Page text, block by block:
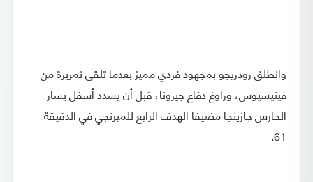
وانطلق رودريجو بمجهود فردي مميز بعدما تلقى تمريرة من
فينيسيوس، وراوغ دفاع جيرونا، قبل أن يسدد أسفل يسار
الحارس جازينجا مضيفا الهدف الرابع للميرنجي في الدقيقة
61.